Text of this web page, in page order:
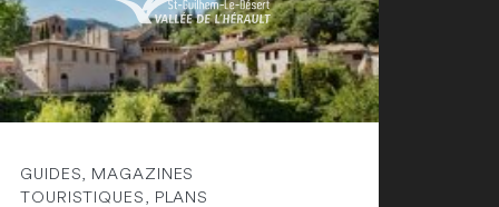
GUIDES, MAGAZINES
TOURISTIQUES, PLANS